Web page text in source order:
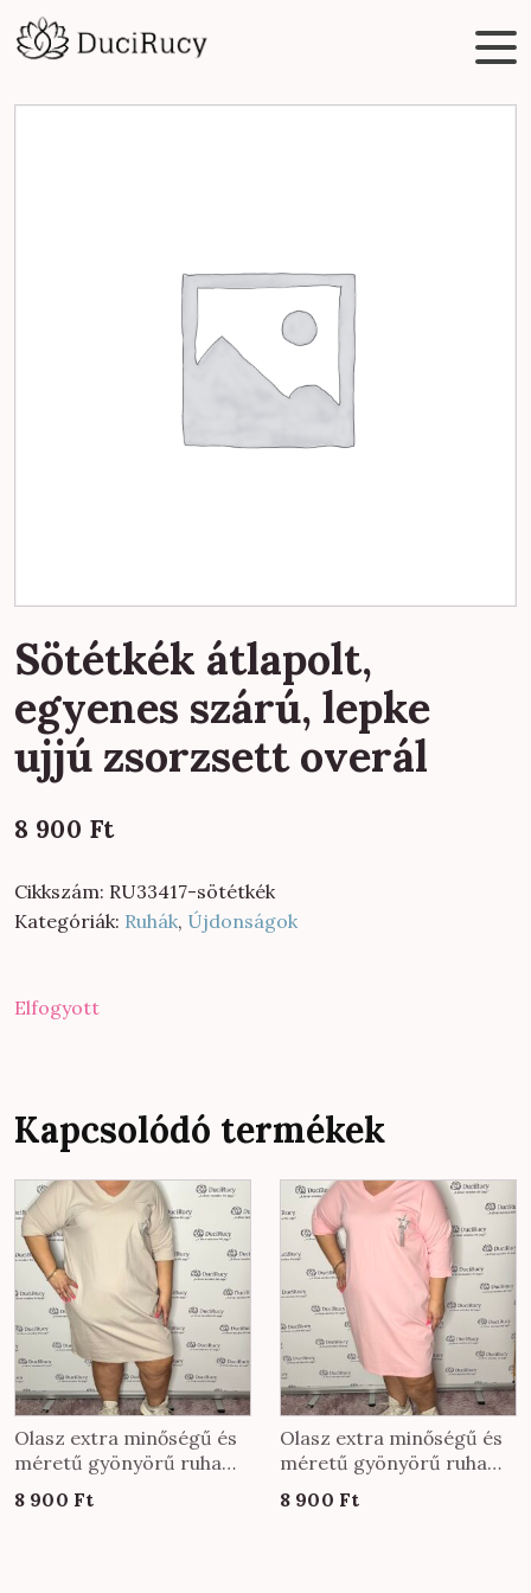
Sötétkék átlapolt,
egyenes szárú, lepke
ujjú zsorzsett overál
8 900 Ft
Cikkszám: RU33417-sötétkék
Kategóriák: Ruhák, Újdonságok
Elfogyott
Kapcsolódó termékek
Olasz extra minőségű és
méretű gyönyörű ruha
zsebén köves díszítéssel
bézs színben
8 900 Ft
Olasz extra minőségű és
méretű gyönyörű ruha
zsebén köves díszítéssel
púder színben
8 900 Ft